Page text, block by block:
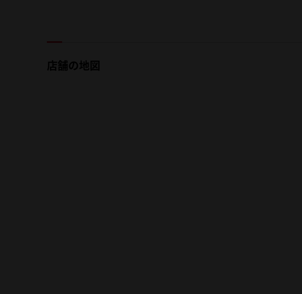
店舗の地図